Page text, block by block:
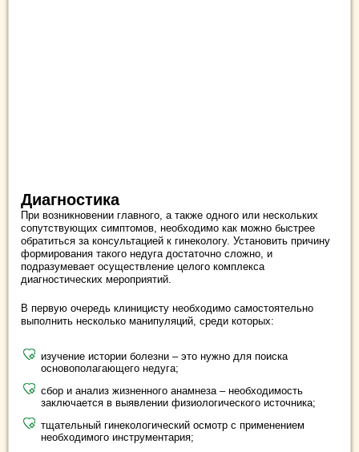
Диагностика
При возникновении главного, а также одного или нескольких
сопутствующих симптомов, необходимо как можно быстрее
обратиться за консультацией к гинекологу. Установить причину
формирования такого недуга достаточно сложно, и
подразумевает осуществление целого комплекса
диагностических мероприятий.
В первую очередь клиницисту необходимо самостоятельно
выполнить несколько манипуляций, среди которых:
изучение истории болезни – это нужно для поиска
основополагающего недуга;
сбор и анализ жизненного анамнеза – необходимость
заключается в выявлении физиологического источника;
тщательный гинекологический осмотр с применением
необходимого инструментария;